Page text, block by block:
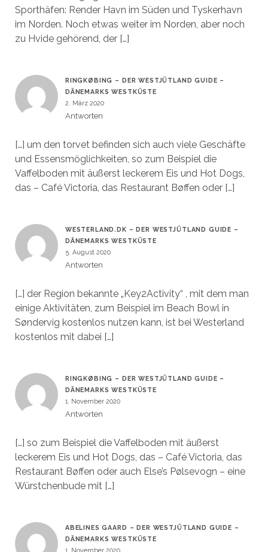
Sporthäfen: Render Havn im Süden und Tyskerhavn
im Norden. Noch etwas weiter im Norden, aber noch
zu Hvide gehörend, der […]
RINGKØBING – DER WESTJÜTLAND GUIDE –
DÄNEMARKS WESTKÜSTE
2. März 2020
Antworten
[…] um den torvet befinden sich auch viele Geschäfte
und Essensmöglichkeiten, so zum Beispiel die
Vaffelboden mit äußerst leckerem Eis und Hot Dogs,
das – Café Victoria, das Restaurant Bøffen oder […]
WESTERLAND.DK – DER WESTJÜTLAND GUIDE –
DÄNEMARKS WESTKÜSTE
5. August 2020
Antworten
[…] der Region bekannte „Key2Activity“ , mit dem man
einige Aktivitäten, zum Beispiel im Beach Bowl in
Søndervig kostenlos nutzen kann, ist bei Westerland
kostenlos mit dabei […]
RINGKØBING – DER WESTJÜTLAND GUIDE –
DÄNEMARKS WESTKÜSTE
1. November 2020
Antworten
[…] so zum Beispiel die Vaffelboden mit äußerst
leckerem Eis und Hot Dogs, das – Café Victoria, das
Restaurant Bøffen oder auch Else’s Pølsevogn – eine
Würstchenbude mit […]
ABELINES GAARD – DER WESTJÜTLAND GUIDE –
DÄNEMARKS WESTKÜSTE
1. November 2020